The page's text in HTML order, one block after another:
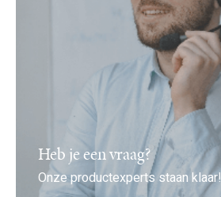
Heb je een vraag?
Onze productexperts staan klaar!